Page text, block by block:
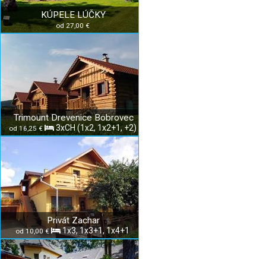
KÚPELE LÚČKY
od 27,00 €
Trimount Drevenice Bobrovec
od 16,25 € 3xCH (1x2, 1x2+1, +2)
Privát Zachar
od 10,00 € 1x3, 1x3+1, 1x4+1